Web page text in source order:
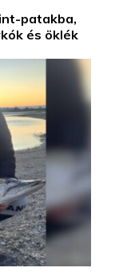
patakba,
és öklék